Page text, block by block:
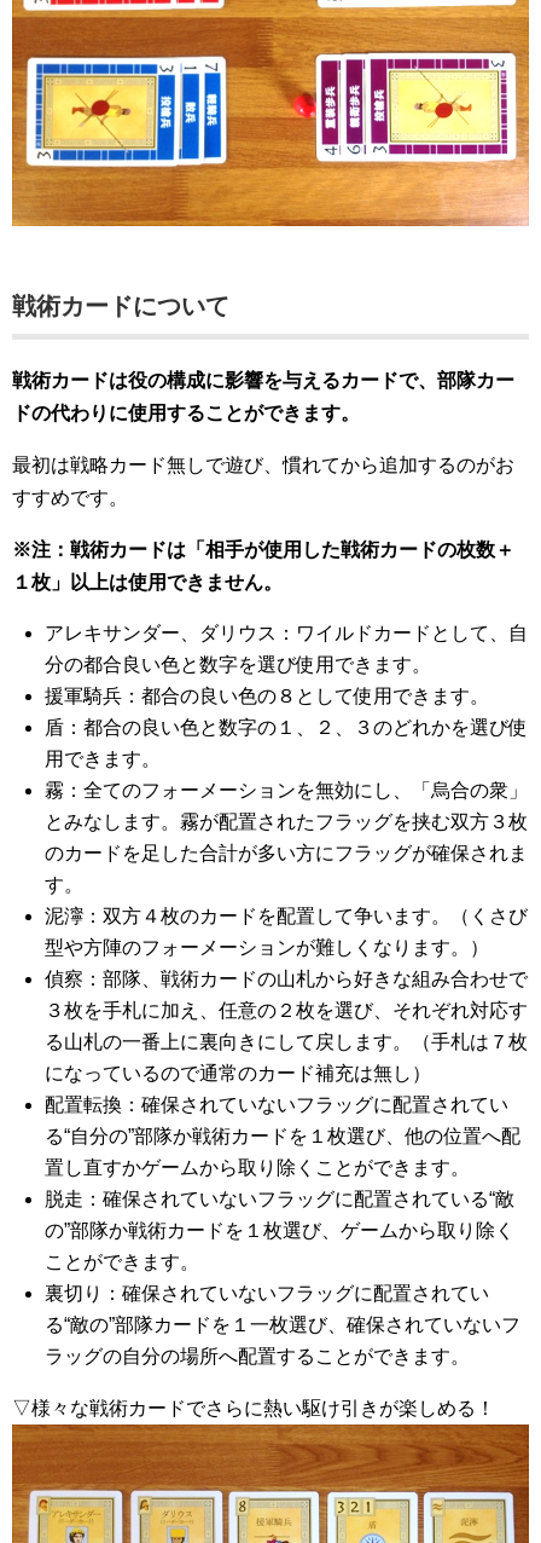
戦術カードについて
戦術カードは役の構成に影響を与えるカードで、部隊カー
ドの代わりに使用することができます。
最初は戦略カード無しで遊び、慣れてから追加するのがお
すすめです。
※注：戦術カードは「相手が使用した戦術カードの枚数＋
１枚」以上は使用できません。
アレキサンダー、ダリウス：ワイルドカードとして、自
分の都合良い色と数字を選び使用できます。
援軍騎兵：都合の良い色の８として使用できます。
盾：都合の良い色と数字の１、２、３のどれかを選び使
用できます。
霧：全てのフォーメーションを無効にし、「烏合の衆」
とみなします。霧が配置されたフラッグを挟む双方３枚
のカードを足した合計が多い方にフラッグが確保されま
す。
泥濘：双方４枚のカードを配置して争います。（くさび
型や方陣のフォーメーションが難しくなります。）
偵察：部隊、戦術カードの山札から好きな組み合わせで
３枚を手札に加え、任意の２枚を選び、それぞれ対応す
る山札の一番上に裏向きにして戻します。（手札は７枚
になっているので通常のカード補充は無し）
配置転換：確保されていないフラッグに配置されてい
る“自分の”部隊か戦術カードを１枚選び、他の位置へ配
置し直すかゲームから取り除くことができます。
脱走：確保されていないフラッグに配置されている“敵
の”部隊か戦術カードを１枚選び、ゲームから取り除く
ことができます。
裏切り：確保されていないフラッグに配置されてい
る“敵の”部隊カードを１一枚選び、確保されていないフ
ラッグの自分の場所へ配置することができます。
▽様々な戦術カードでさらに熱い駆け引きが楽しめる！